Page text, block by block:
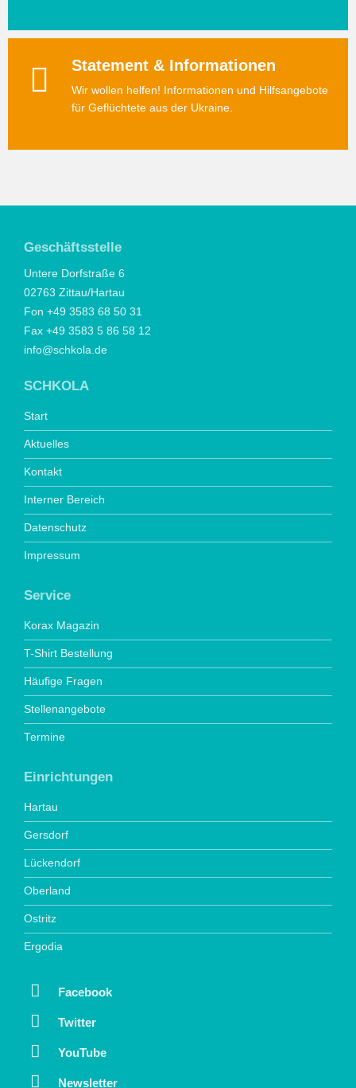
Statement & Informationen
Wir wollen helfen! Informationen und Hilfsangebote
für Geflüchtete aus der Ukraine.
Geschäftsstelle
Untere Dorfstraße 6
02763 Zittau/Hartau
Fon +49 3583 68 50 31
Fax +49 3583 5 86 58 12
info@schkola.de
SCHKOLA
Start
Aktuelles
Kontakt
Interner Bereich
Datenschutz
Impressum
Service
Korax Magazin
T-Shirt Bestellung
Häufige Fragen
Stellenangebote
Termine
Einrichtungen
Hartau
Gersdorf
Lückendorf
Oberland
Ostritz
Ergodia
Facebook
Twitter
YouTube
Newsletter